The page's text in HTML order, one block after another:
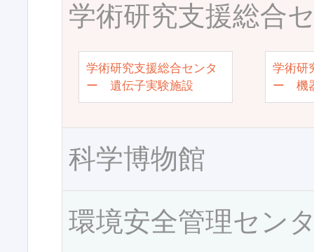
学術研究支援総合
学術研究支援総合センタ
ー 遺伝子実験施設
学術研
ー 機
科学博物館
環境安全管理セン